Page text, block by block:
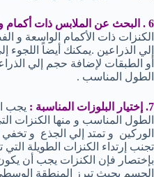
6 . البحث عن الملابس ذات أكمام واسعة :
الكنزات ذات الأكمام الواسعة و
إلي الذراعين .يمكنك أيضاً اللجوء
أو الطبقات لإضافة حجم إلي
الطول المناسب .
7. إختيار البلوزات المناسبة :
يجب
الطول المناسب و منها الكنزات
الوركين و تمتد إلي الجذع و
تجنب إرتداء الكنزات الطويلة
بإختصار فإن الكنزات يجب أن
الجسم بحيث تبرز المنطقة